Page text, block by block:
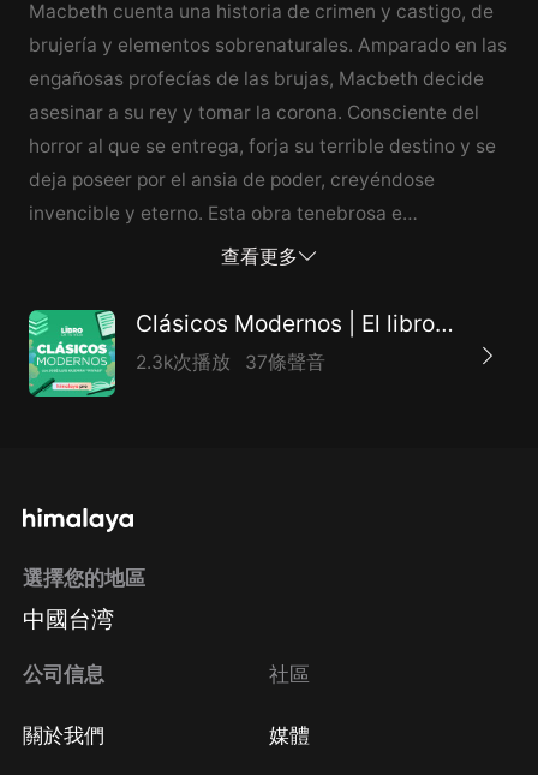
Macbeth cuenta una historia de crimen y castigo, de
brujería y elementos sobrenaturales. Amparado en las
engañosas profecías de las brujas, Macbeth decide
asesinar a su rey y tomar la corona. Consciente del
horror al que se entrega, forja su terrible destino y se
deja poseer por el ansia de poder, creyéndose
invencible y eterno. Esta obra tenebrosa e
inquietante, de acción vertiginosa, es también
metafórico y sensorial, la obra indaga en lo prohibido,
explora la transgresión y ofrece la oportunidad única
de compartir la vida interior de un asesino, con su
查看更多
Clásicos Modernos | El libro de tu vida
2.3k次播放 37條聲音
選擇您的地區
中國台湾
公司信息
關於我們
社區
媒體